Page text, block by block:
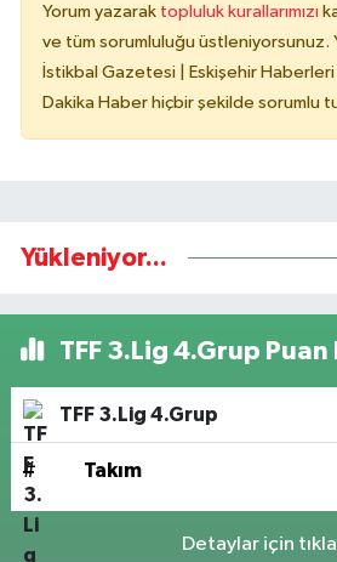
Yorum yazarak topluluk kurallarımızı
ve tüm sorumluluğu üstleniyorsunuz.
İstikbal Gazetesi | Eskişehir Haberleri
Dakika Haber hiçbir şekilde sorumlu
Yükleniyor...
TFF 3.Lig 4.Grup
TFF 3.Lig 4.Grup
# Takım
Detaylar için